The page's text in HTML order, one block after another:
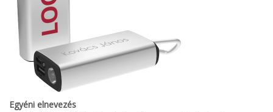
Egyéni elnevezés